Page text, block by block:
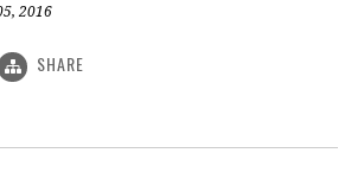
2016
SHARE